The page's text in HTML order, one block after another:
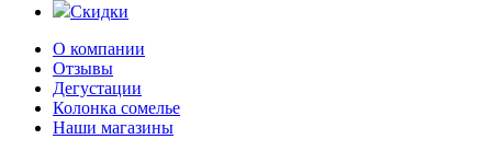
Скидки
О компании
Отзывы
Дегустации
Колонка сомелье
Наши магазины